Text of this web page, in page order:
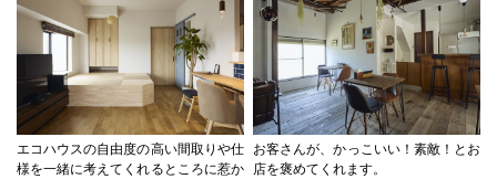
エコハウスの自由度の高い間取りや仕
様を一緒に考えてくれるところに惹か
お客さんが、かっこいい！素敵！とお
店を褒めてくれます。